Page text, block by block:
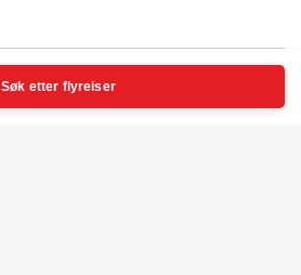
Søk etter flyreiser